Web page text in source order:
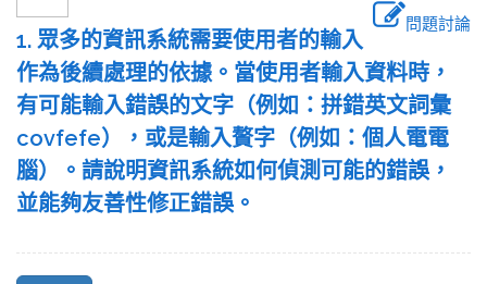
問題討論
1. 眾多的資訊系統需要使用者的輸入
作為後續處理的依據。當使用者輸入資料時，
有可能輸入錯誤的文字（例如：拼錯英文詞彙
covfefe），或是輸入贅字（例如：個人電電
腦）。請說明資訊系統如何偵測可能的錯誤，
並能夠友善性修正錯誤。